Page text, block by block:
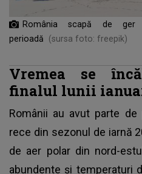
România scapă de
perioadă
(sursa foto: freepik)
Vremea se
finalul lunii
Românii au avut parte
rece din sezonul de iarnă
de aer polar din nord-
abundente și temperaturi